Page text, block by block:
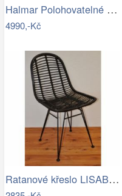
Halmar Polohovatelné křeslo FELIPE…
4990,-Kč
Ratanové křeslo LISABON - černé